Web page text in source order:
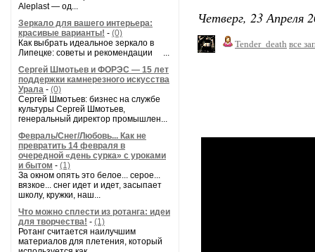
Aleplast — од...
Зеркало для вашего интерьера:
красивые варианты! - (0)
Как выбрать идеальное зеркало в
Липецке: советы и рекомендации ...
Сергей Шмотьев и ФОРЭС — 15 лет
поддержки камнерезного искусства
Урала - (0)
Сергей Шмотьев: бизнес на службе
культуры Сергей Шмотьев,
генеральный директор промышлен...
Февраль/Снег/Любовь... Как не
превратить 14 февраля в
очередной «день сурка» с уроками
и бытом - (1)
За окном опять это белое... серое...
вязкое... снег идет и идет, засыпает
школу, кружки, наш...
Что можно сплести из ротанга: идеи
для творчества! - (1)
Ротанг считается наилучшим
материалов для плетения, который
Четверг, 23 Апреля
Tender_death все